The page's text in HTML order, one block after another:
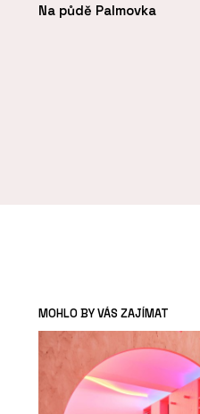
Na půdě Palmovka
MOHLO BY VÁS ZAJÍMAT